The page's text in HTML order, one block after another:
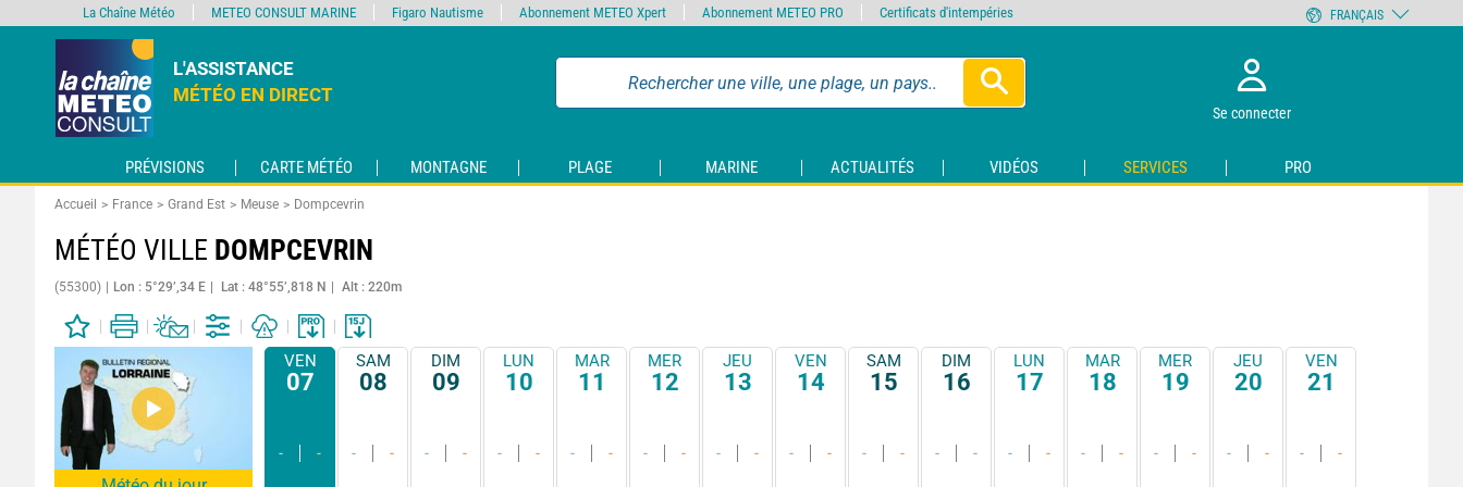
L'ASSISTANCE
MÉTÉO EN DIRECT
Se connecter
PRÉVISIONS CARTE MÉTÉO MONTAGNE PLAGE MARINE ACTUALITÉS VIDÉOS SERVICES PRO
Accueil France Grand Est Meuse Dompcevrin
MÉTÉO VILLE DOMPCEVRIN
(55300) Lon : 5°29’,34 E Lat : 48°55’,818 N Alt : 220m
VEN
07
- -
SAM
08
- -
DIM
09
- -
LUN
10
- -
MAR
11
- -
MER
12
- -
JEU
13
- -
VEN
14
- -
SAM
15
- -
DIM
16
- -
LUN
17
- -
MAR
18
- -
MER
19
- -
JEU
20
- -
VEN
21
- -
La Chaîne Météo METEO CONSULT MARINE Figaro Nautisme Abonnement METEO Xpert Abonnement METEO PRO Certificats d'intempéries FRANÇAIS